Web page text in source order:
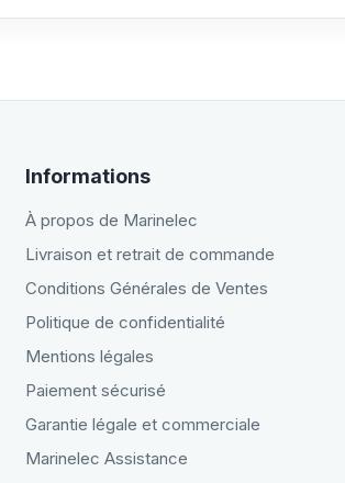
Informations
À propos de Marinelec
Livraison et retrait de commande
Conditions Générales de Ventes
Politique de confidentialité
Mentions légales
Paiement sécurisé
Garantie légale et commerciale
Marinelec Assistance